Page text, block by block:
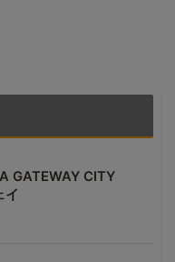
GATEWAY CITY
イ